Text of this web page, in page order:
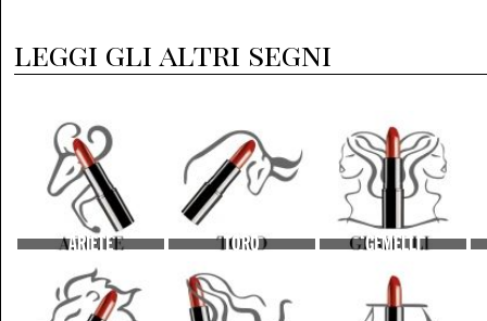
leggi gli altri segni
ARIETE TORO GEMELLI